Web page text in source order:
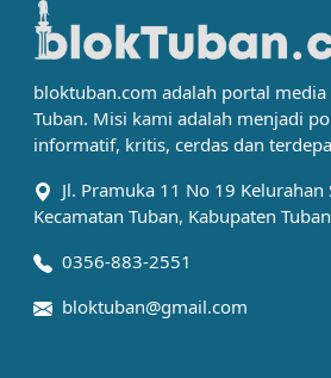
bloktuban.com adalah portal
Tuban. Misi kami adalah menjadi
informatif, kritis, cerdas dan
Jl. Pramuka 11 No 19 Kelurahan
Kecamatan Tuban, Kabupaten Tuban
0356-883-2551
bloktuban@gmail.com